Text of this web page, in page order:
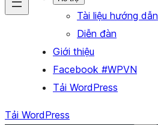
Tài liệu hướng dẫn
Diễn đàn
Giới thiệu
Facebook #WPVN
Tải WordPress
Tải WordPress